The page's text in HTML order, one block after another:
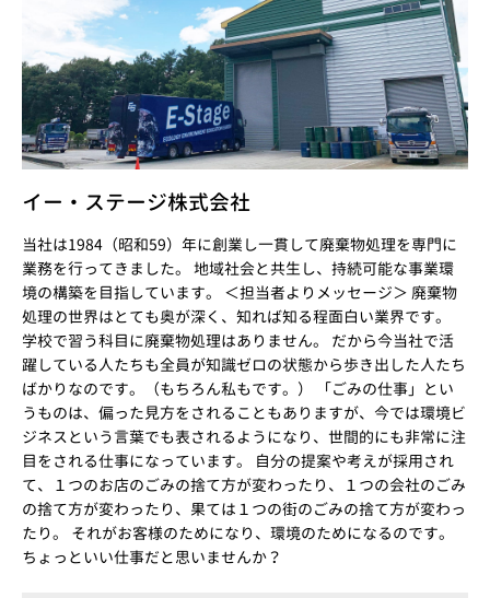
イー・ステージ株式会社
当社は1984（昭和59）年に創業し一貫して廃棄物処理を専門に
業務を行ってきました。 地域社会と共生し、持続可能な事業環
境の構築を目指しています。 ＜担当者よりメッセージ＞ 廃棄物
処理の世界はとても奥が深く、知れば知る程面白い業界です。
学校で習う科目に廃棄物処理はありません。 だから今当社で活
躍している人たちも全員が知識ゼロの状態から歩き出した人たち
ばかりなのです。（もちろん私もです。） 「ごみの仕事」とい
うものは、偏った見方をされることもありますが、今では環境ビ
ジネスという言葉でも表されるようになり、世間的にも非常に注
目をされる仕事になっています。 自分の提案や考えが採用され
て、１つのお店のごみの捨て方が変わったり、１つの会社のごみ
の捨て方が変わったり、果ては１つの街のごみの捨て方が変わっ
たり。 それがお客様のためになり、環境のためになるのです。
ちょっといい仕事だと思いませんか？